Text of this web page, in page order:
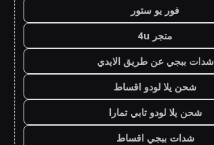
فور يو ستور
متجر 4u
شدات ببجي عن طريق الايدي
شحن يلا لودو اقساط
شحن يلا لودو تابي تمارا
شدات ببجي اقساط